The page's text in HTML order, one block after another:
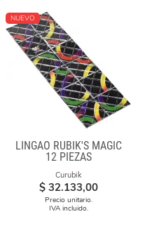
NUEVO
LINGAO RUBIK'S MAGIC
12 PIEZAS
Curubik
$ 32.133,00
Precio unitario.
IVA incluido.